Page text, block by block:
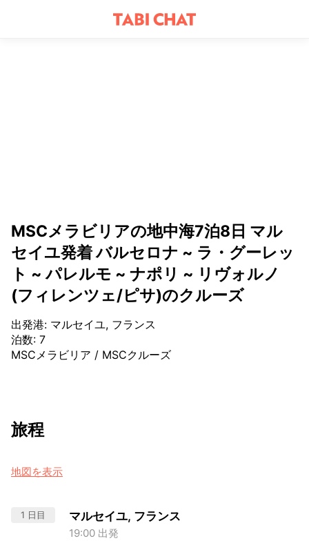
MSCメラビリアの地中海7泊8日 マル
セイユ発着 バルセロナ ~ ラ・グーレッ
ト ~ パレルモ ~ ナポリ ~ リヴォルノ
(フィレンツェ/ピサ)のクルーズ
出発港: マルセイユ, フランス
泊数: 7
MSCメラビリア / MSCクルーズ
旅程
地図を表示
1 日目 マルセイユ, フランス
19:00 出発